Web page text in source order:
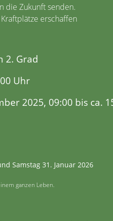
die Zukunft senden.
erschaffen
2. Grad
Uhr
2025, 09:00 bis ca.
Samstag 31. Januar 2026
ganzen Leben.